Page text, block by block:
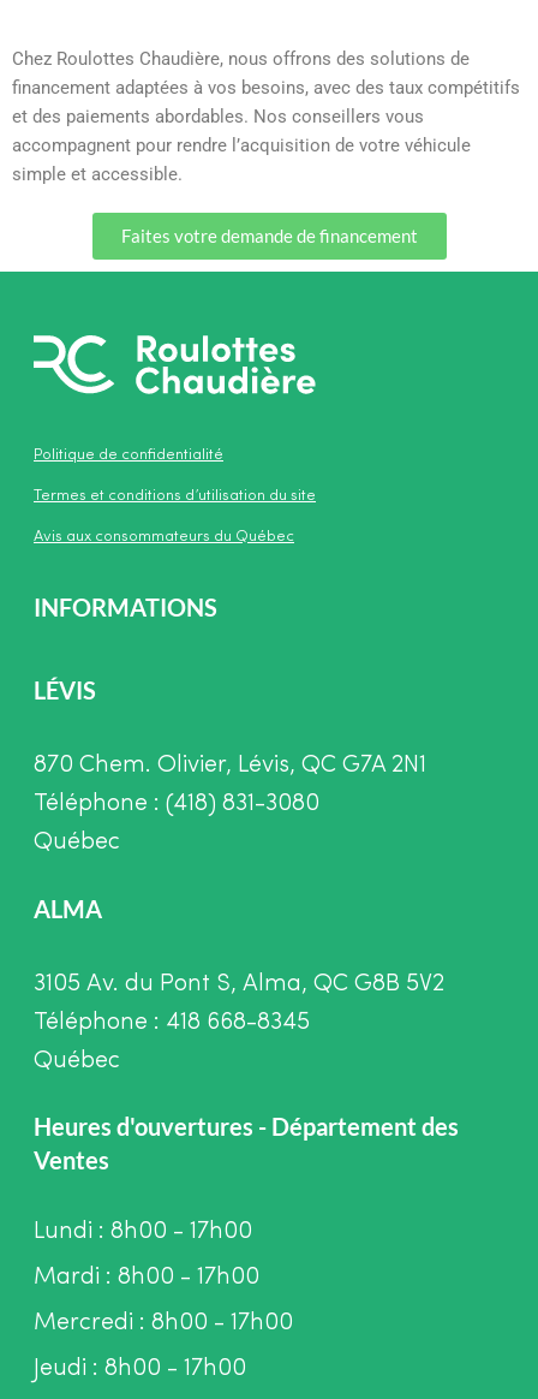
Chez Roulottes Chaudière, nous offrons des solutions de
financement adaptées à vos besoins, avec des taux compétitifs
et des paiements abordables. Nos conseillers vous
accompagnent pour rendre l’acquisition de votre véhicule
simple et accessible.
Faites votre demande de financement
Politique de confidentialité
Termes et conditions d’utilisation du site
Avis aux consommateurs du Québec
INFORMATIONS
LÉVIS
870 Chem. Olivier, Lévis, QC G7A 2N1
Téléphone : (418) 831-3080
Québec
ALMA
3105 Av. du Pont S, Alma, QC G8B 5V2
Téléphone : 418 668-8345
Québec
Heures d'ouvertures - Département des
Ventes
Lundi : 8h00 - 17h00
Mardi : 8h00 - 17h00
Mercredi : 8h00 - 17h00
Jeudi : 8h00 - 17h00